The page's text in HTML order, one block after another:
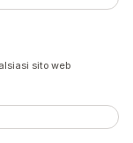
sito web